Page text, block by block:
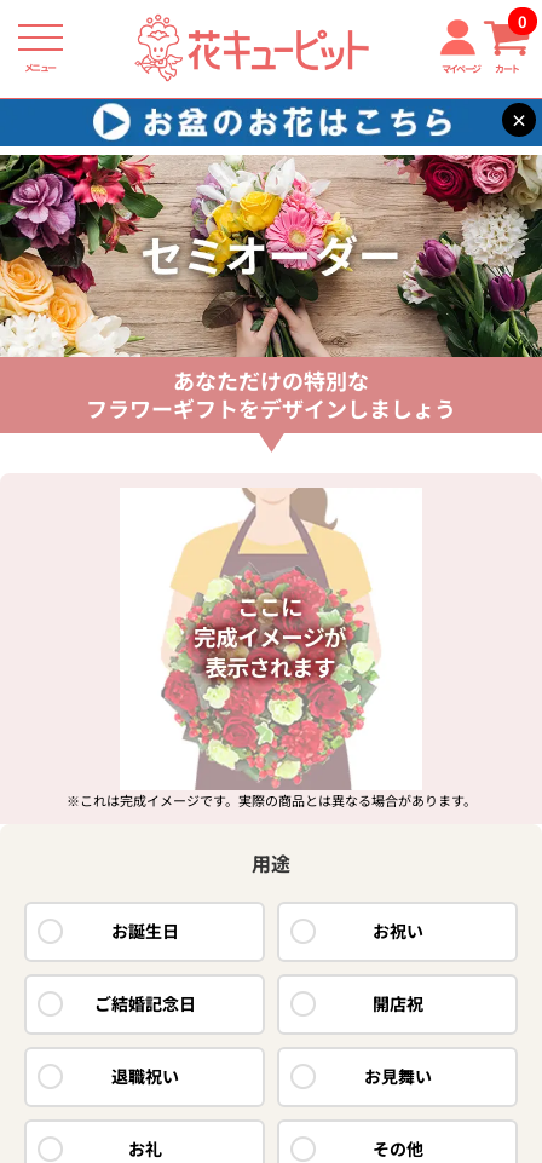
メニュー マイページ カート
0
×
花キューピット おまかせ
あなただけの特別な
フラワーギフトをデザインしましょう
用途
お誕生日 お祝い
ご結婚記念日 開店祝
退職祝い お見舞い
お礼 その他
※これは完成イメージです。 実際の商品とは異なる場合があります。